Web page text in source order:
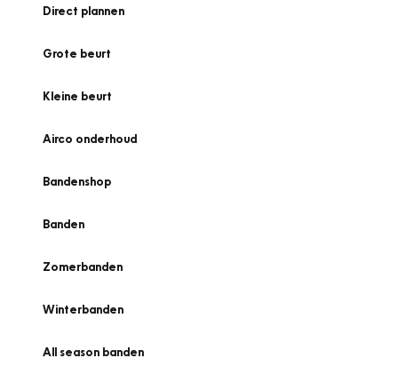
Direct plannen
Grote beurt
Kleine beurt
Airco onderhoud
Bandenshop
Banden
Zomerbanden
Winterbanden
All season banden